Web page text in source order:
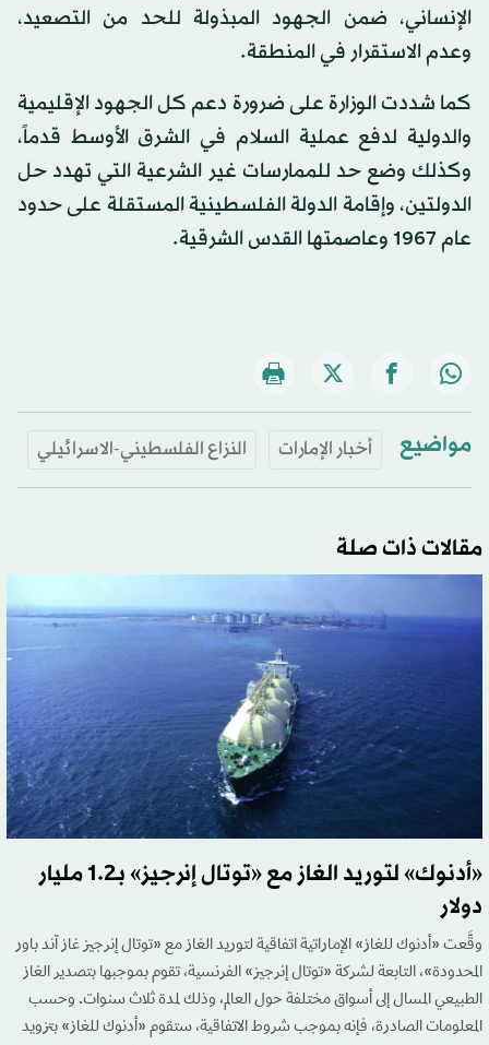
الإنساني، ضمن الجهود المبذولة للحد من التصعيد،
وعدم الاستقرار في المنطقة.
كما شددت الوزارة على ضرورة دعم كل الجهود الإقليمية
والدولية لدفع عملية السلام في الشرق الأوسط قدماً،
وكذلك وضع حد للممارسات غير الشرعية التي تهدد حل
الدولتين، وإقامة الدولة الفلسطينية المستقلة على حدود
عام 1967 وعاصمتها القدس الشرقية.
مواضيع أخبار الإمارات النزاع الفلسطيني-الاسرائيلي
مقالات ذات صلة
«أدنوك» لتوريد الغاز مع «توتال إنرجيز» بـ1.2 مليار
دولار
وقَّعت «أدنوك للغاز» الإماراتية اتفاقية لتوريد الغاز مع «توتال إنرجيز غاز آند باور
المحدودة»، التابعة لشركة «توتال إنرجيز» الفرنسية، تقوم بموجبها بتصدير الغاز
الطبيعي المسال إلى أسواق مختلفة حول العالم، وذلك لمدة ثلاث سنوات. وحسب
المعلومات الصادرة، فإنه بموجب شروط الاتفاقية، ستقوم «أدنوك للغاز» بتزويد